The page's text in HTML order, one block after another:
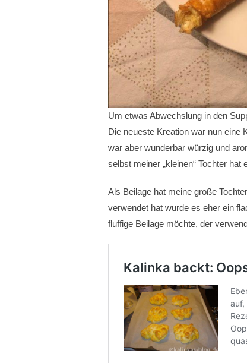
Um etwas Abwechslung in den
Die neueste Kreation war nun eine
war aber wunderbar würzig und
selbst meiner „kleinen“ Tochter hat
Als Beilage hat meine große
verwendet hat wurde es eher ein
fluffige Beilage möchte, der